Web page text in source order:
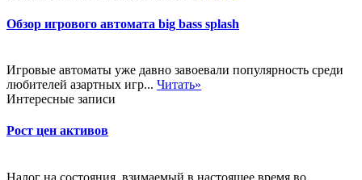
Обзор игрового автомата big bass splash
Игровые автоматы уже давно завоевали популярность среди
любителей азартных игр... Читать»
Интересные записи
Рост цен активов
Налог на состояния, взимаемый в настоящее время во